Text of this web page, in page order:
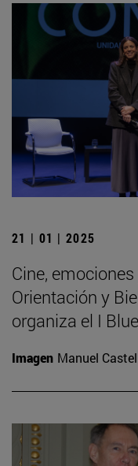
21 | 01 | 2025
Cine,
Orientación y
organiza el I
Imagen Manuel